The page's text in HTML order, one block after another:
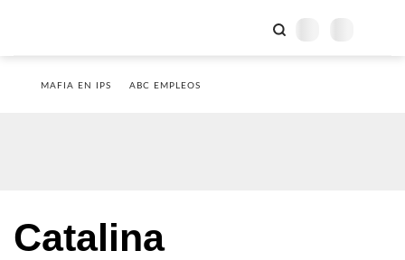
MAFIA EN IPS ABC EMPLEOS
Catalina